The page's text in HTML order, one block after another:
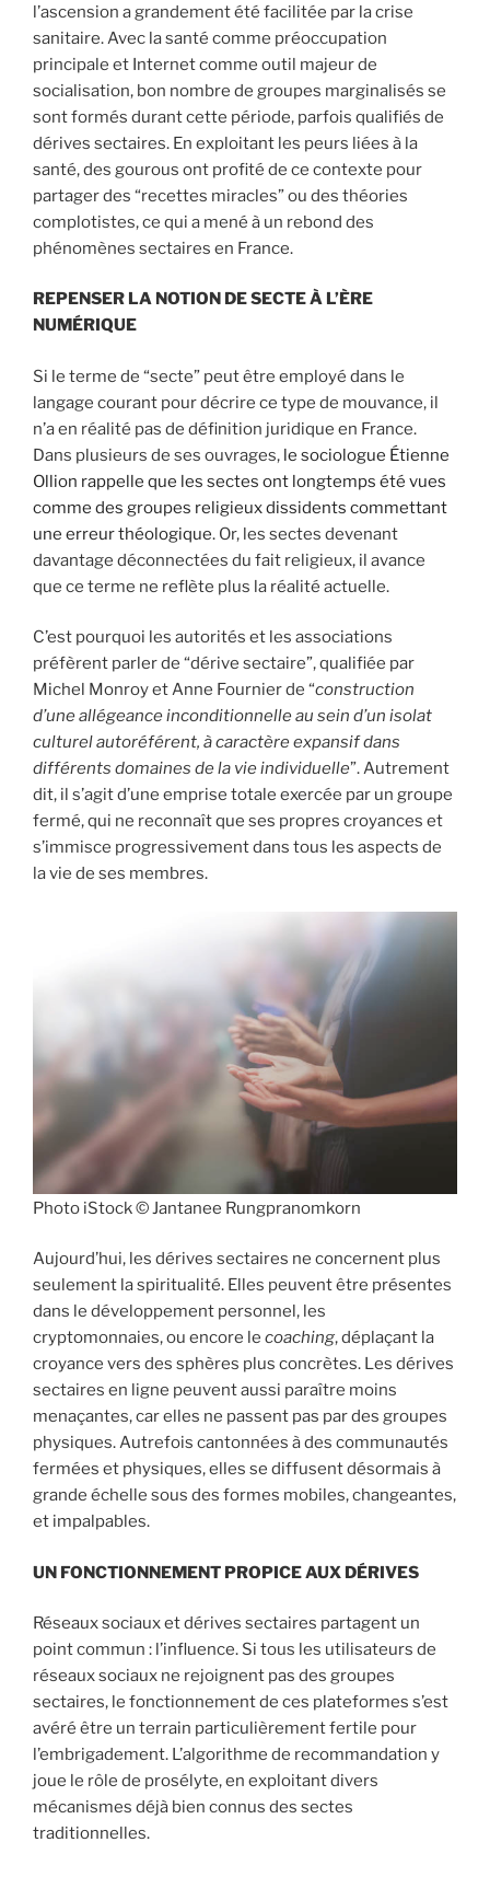
l’ascension a grandement été facilitée par la crise
sanitaire. Avec la santé comme préoccupation
principale et Internet comme outil majeur de
socialisation, bon nombre de groupes marginalisés se
sont formés durant cette période, parfois qualifiés de
dérives sectaires. En exploitant les peurs liées à la
santé, des gourous ont profité de ce contexte pour
partager des “recettes miracles” ou des théories
complotistes, ce qui a mené à un rebond des
phénomènes sectaires en France.
REPENSER LA NOTION DE SECTE À L’ÈRE
NUMÉRIQUE
Si le terme de “secte” peut être employé dans le
langage courant pour décrire ce type de mouvance, il
n’a en réalité pas de définition juridique en France.
Dans plusieurs de ses ouvrages, le sociologue Étienne
Ollion rappelle que les sectes ont longtemps été vues
comme des groupes religieux dissidents commettant
une erreur théologique. Or, les sectes devenant
davantage déconnectées du fait religieux, il avance
que ce terme ne reflète plus la réalité actuelle.
C’est pourquoi les autorités et les associations
préfèrent parler de “dérive sectaire”, qualifiée par
Michel Monroy et Anne Fournier de “construction
d’une allégeance inconditionnelle au sein d’un isolat
culturel autoréférent, à caractère expansif dans
différents domaines de la vie individuelle”. Autrement
dit, il s’agit d’une emprise totale exercée par un groupe
fermé, qui ne reconnaît que ses propres croyances et
s’immisce progressivement dans tous les aspects de
la vie de ses membres.
Photo iStock © Jantanee Rungpranomkorn
Aujourd’hui, les dérives sectaires ne concernent plus
seulement la spiritualité. Elles peuvent être présentes
dans le développement personnel, les
cryptomonnaies, ou encore le coaching, déplaçant la
croyance vers des sphères plus concrètes. Les dérives
sectaires en ligne peuvent aussi paraître moins
menaçantes, car elles ne passent pas par des groupes
physiques. Autrefois cantonnées à des communautés
fermées et physiques, elles se diffusent désormais à
grande échelle sous des formes mobiles, changeantes,
et impalpables.
UN FONCTIONNEMENT PROPICE AUX DÉRIVES
Réseaux sociaux et dérives sectaires partagent un
point commun : l’influence. Si tous les utilisateurs de
réseaux sociaux ne rejoignent pas des groupes
sectaires, le fonctionnement de ces plateformes s’est
avéré être un terrain particulièrement fertile pour
l’embrigadement. L’algorithme de recommandation y
joue le rôle de prosélyte, en exploitant divers
mécanismes déjà bien connus des sectes
traditionnelles.